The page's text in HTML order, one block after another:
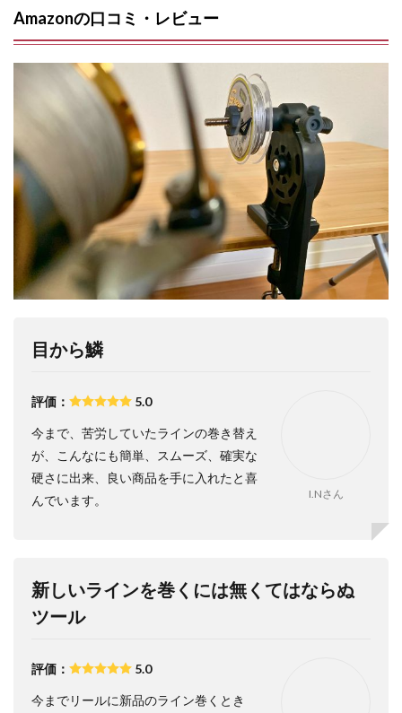
Amazonの口コミ・レビュー
目から鱗
I.Nさん
評価： 5.0
今まで、苦労していたラインの巻き替え
が、こんなにも簡単、スムーズ、確実な
硬さに出来、良い商品を手に入れたと喜
んでいます。
新しいラインを巻くには無くてはならぬ
ツール
評価： 5.0
今までリールに新品のライン巻くとき